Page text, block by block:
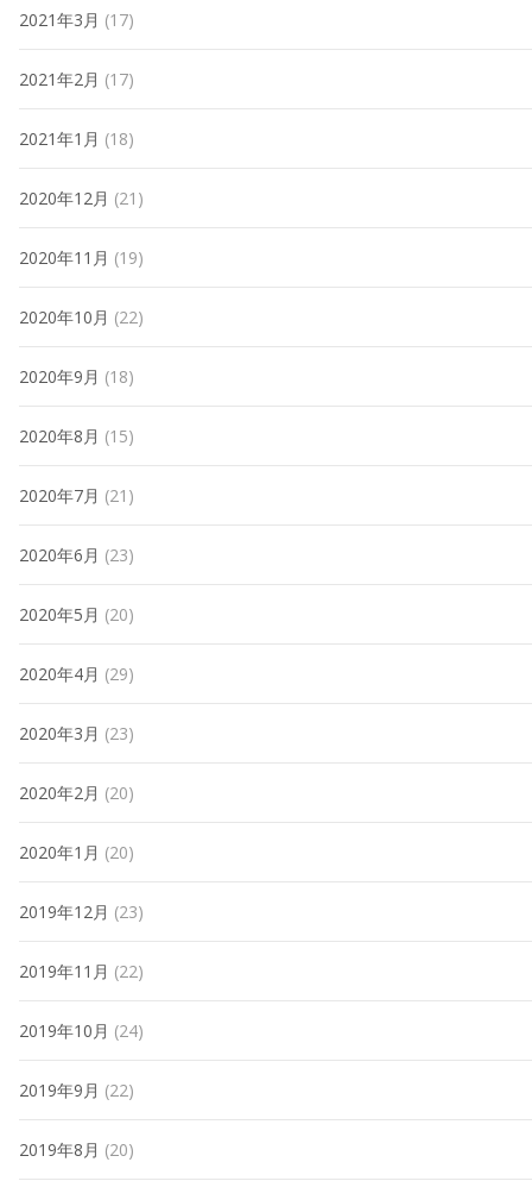
2021年3月 (17)
2021年2月 (17)
2021年1月 (18)
2020年12月 (21)
2020年11月 (19)
2020年10月 (22)
2020年9月 (18)
2020年8月 (15)
2020年7月 (21)
2020年6月 (23)
2020年5月 (20)
2020年4月 (29)
2020年3月 (23)
2020年2月 (20)
2020年1月 (20)
2019年12月 (23)
2019年11月 (22)
2019年10月 (24)
2019年9月 (22)
2019年8月 (20)